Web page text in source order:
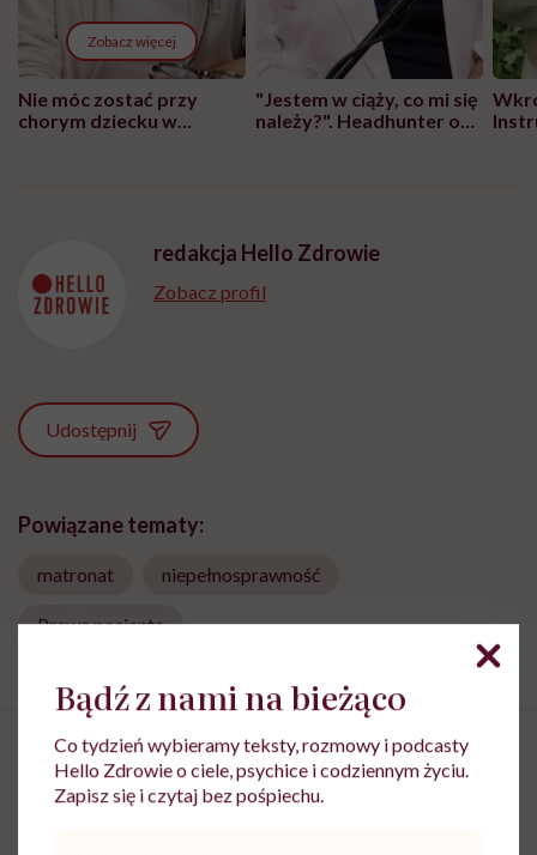
Zobacz więcej
Nie móc zostać przy
chorym dziecku w
"Jestem w ciąży, co mi się
należy?". Headhunter o
redakcja Hello Zdrowie
Zobacz profil
Udostępnij
Powiązane tematy:
matronat niepełnosprawność
Prawa pacjenta
Bądź z nami na bieżąco
Co tydzień wybieramy teksty, rozmowy i podcasty
Hello Zdrowie o ciele, psychice i codziennym życiu.
Zapisz się i czytaj bez pośpiechu.